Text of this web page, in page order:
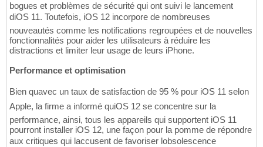
bogues et problèmes de sécurité qui ont suivi le lancement
diOS 11. Toutefois, iOS 12 incorpore de nombreuses
nouveautés comme les notifications regroupées et de nouvelles
fonctionnalités pour aider les utilisateurs à réduire les
distractions et limiter leur usage de leurs iPhone.
Performance et optimisation
Bien quavec un taux de satisfaction de 95 % pour iOS 11 selon
Apple, la firme a informé quiOS 12 se concentre sur la
performance, ainsi, tous les appareils qui supportent iOS 11
pourront installer iOS 12, une façon pour la pomme de répondre
aux critiques qui laccusent de favoriser lobsolescence